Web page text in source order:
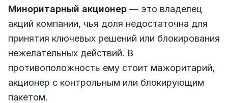
Миноритарный акционер — это владелец
акций компании, чья доля недостаточна для
принятия ключевых решений или блокирования
нежелательных действий. В
противоположность ему стоит мажоритарий,
акционер с контрольным или блокирующим
пакетом.